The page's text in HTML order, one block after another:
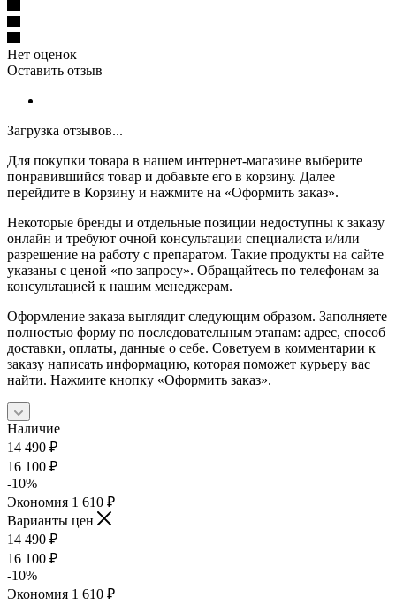
Нет оценок
Оставить отзыв
Загрузка отзывов...
Для покупки товара в нашем интернет-магазине выберите
понравившийся товар и добавьте его в корзину. Далее
перейдите в Корзину и нажмите на «Оформить заказ».
Некоторые бренды и отдельные позиции недоступны к заказу
онлайн и требуют очной консультации специалиста и/или
разрешение на работу с препаратом. Такие продукты на сайте
указаны с ценой «по запросу». Обращайтесь по телефонам за
консультацией к нашим менеджерам.
Оформление заказа выглядит следующим образом. Заполняете
полностью форму по последовательным этапам: адрес, способ
доставки, оплаты, данные о себе. Советуем в комментарии к
заказу написать информацию, которая поможет курьеру вас
найти. Нажмите кнопку «Оформить заказ».
Наличие
14 490 ₽
16 100 ₽
-10%
Экономия 1 610 ₽
Варианты цен
14 490 ₽
16 100 ₽
-10%
Экономия 1 610 ₽